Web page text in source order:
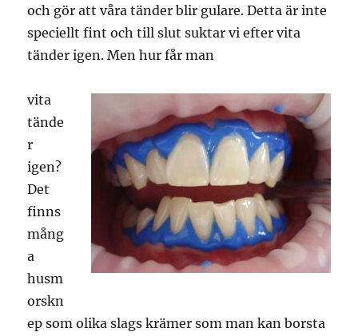
och gör att våra tänder blir gulare. Detta är inte
speciellt fint och till slut suktar vi efter vita
tänder igen. Men hur får man
vita
tände
r
igen?
Det
finns
mång
a
husm
orskn
ep som olika slags krämer som man kan borsta